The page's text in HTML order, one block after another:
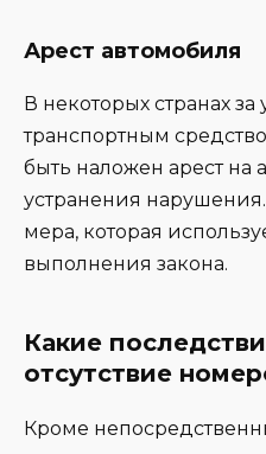
Арест автомобиля
В некоторых странах
транспортным
быть наложен арест на
устранения
мера, которая
выполнения закона.
Какие
отсутствие
Кроме